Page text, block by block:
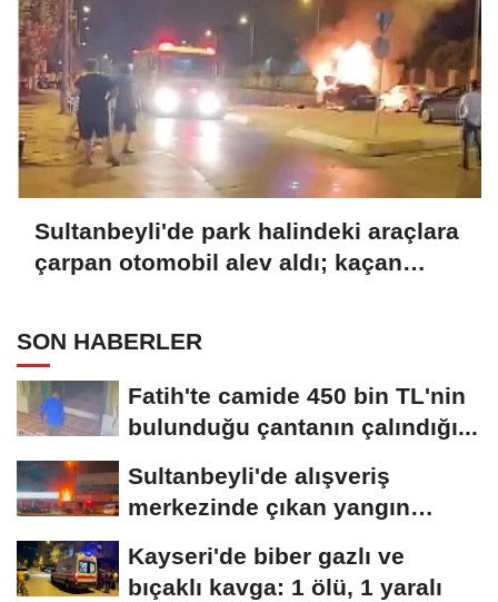
Sultanbeyli'de park halindeki araçlara
çarpan otomobil alev aldı; kaçan
SON HABERLER
Fatih'te camide 450 bin TL'nin
bulunduğu çantanın çalındığı...
Sultanbeyli'de alışveriş
merkezinde çıkan yangın
Kayseri'de biber gazlı ve
bıçaklı kavga: 1 ölü, 1 yaralı